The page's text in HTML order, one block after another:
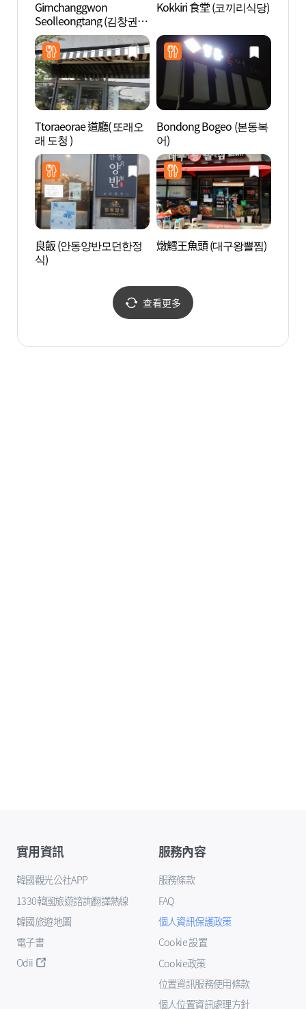
Gimchanggwon
Seolleongtang (김창권설
렁탕)
Kokkiri 食堂 (코끼리식당)
Ttoraeorae 道廳( 또래오
래 도청 )
Bondong Bogeo (본동복
어)
良飯 (안동양반모던한정
식)
燉鱈王魚頭 (대구왕뽈찜)
查看更多
實用資訊
韓國觀光公社APP
1330韓國旅遊諮詢翻譯熱線
韓國旅遊地圖
電子書
Odii
服務內容
服務條款
FAQ
個人資訊保護政策
Cookie 設置
Cookie政策
位置資訊服務使用條款
個人位置資訊處理方針